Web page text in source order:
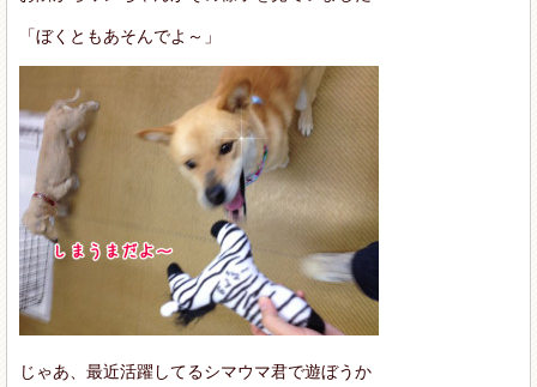
「ぼくともあそんでよ～」
じゃあ、最近活躍してるシマウマ君で遊ぼうか